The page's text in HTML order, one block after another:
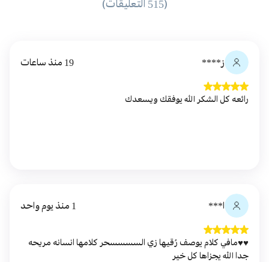
(515 التعليقات)
ز**** 19 منذ ساعات
رائعه كل الشكر الله يوفقك ويسعدك
ا*** 1 منذ يوم واحد
♥️♥️مافي كلام يوصف رُقيها زي السسسسحر كلامها انسانه مريحه
جدا الله يجزاها كل خير